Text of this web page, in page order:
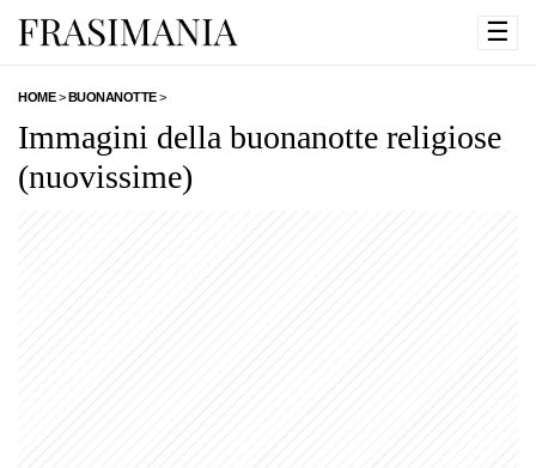
☰
HOME>BUONANOTTE>
Immagini della buonanotte religiose
(nuovissime)